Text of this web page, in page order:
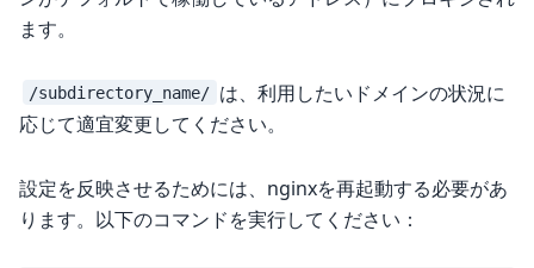
ます。
/subdirectory_name/ は、利用したいドメインの状況に
応じて適宜変更してください。
設定を反映させるためには、nginxを再起動する必要があ
ります。以下のコマンドを実行してください：